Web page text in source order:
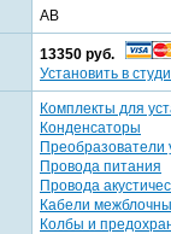
AB
13350 руб.
Установить в
Комплекты для
Конденсаторы
Преобразователи
Провода питания
Провода
Кабели
Колбы и